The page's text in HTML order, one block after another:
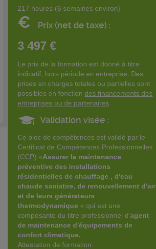
217 heures (6 semaines environ)
€ Prix (net de taxe) :
3 497 €
Le prix de la formation est donné à titre
indicatif, hors période en entreprise. Des
prises en charges totales ou partielles sont
possibles en fonction des financements des
entreprises ou de partenaires
Validation visée :
Ce bloc de compétences est validé par le
Certificat de Compétences Professionnelles
(CCP) «Assurer la maintenance
préventive des installations
résidentielles de chauffage , d'eau
chaude saniatire, de renouvellement d'air
et de leurs générateurs
thermodynamique » qui est une
composante du titre professionnel d'agent
de maintenance d'équipements de
confort climatique.
Attestation de formation.